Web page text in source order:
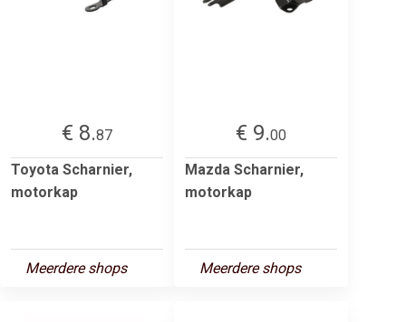
€ 8.87
Toyota Scharnier,
motorkap
Meerdere shops
€ 9.00
Mazda Scharnier,
motorkap
Meerdere shops